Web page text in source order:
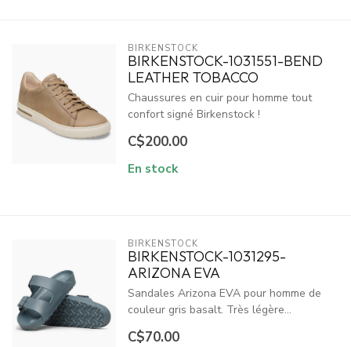
BIRKENSTOCK
BIRKENSTOCK-1031551-BEND
LEATHER TOBACCO
Chaussures en cuir pour homme tout
confort signé Birkenstock !
C$200.00
En stock
BIRKENSTOCK
BIRKENSTOCK-1031295-
ARIZONA EVA
Sandales Arizona EVA pour homme de
couleur gris basalt. Très légère...
C$70.00